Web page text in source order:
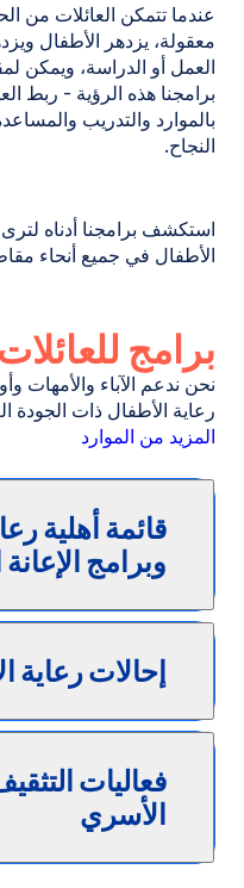
عندما تتمكن العائلات من
معقولة، يزدهر الأطفال
العمل أو الدراسة، ويمكن
برامجنا هذه الرؤية - ربط
بالموارد والتدريب
النجاح.
استكشف برامجنا أدناه
الأطفال في جميع أنحاء
برامج للعائلات
نحن ندعم الآباء والأمهات
رعاية الأطفال ذات الجودة
المزيد من الموارد
وبرامج الإعانة
إحالات رعاية
فعاليات
الأسري